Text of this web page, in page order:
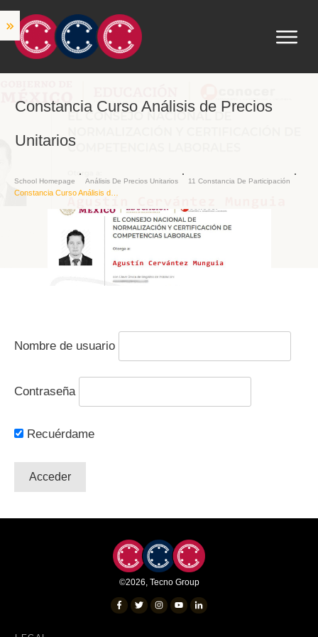
Constancia Curso Análisis de Precios
Unitarios
School Homepage Análisis De Precios Unitarios 11 Constancia De Participación
Nombre de usuario
Contraseña
Recuérdame
©2026 Tecno Group